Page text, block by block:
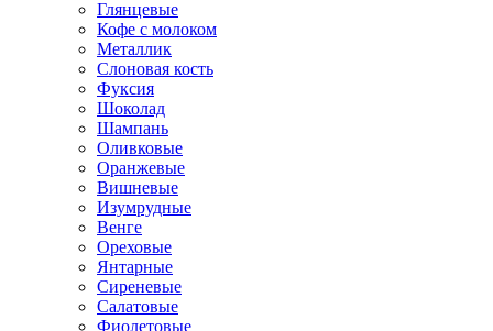
Глянцевые
Кофе с молоком
Металлик
Слоновая кость
Фуксия
Шоколад
Шампань
Оливковые
Оранжевые
Вишневые
Изумрудные
Венге
Ореховые
Янтарные
Сиреневые
Салатовые
Фиолетовые